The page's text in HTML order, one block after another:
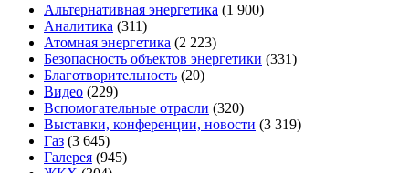
Альтернативная энергетика (1 900)
Аналитика (311)
Атомная энергетика (2 223)
Безопасность объектов энергетики (331)
Благотворительность (20)
Видео (229)
Вспомогательные отрасли (320)
Выставки, конференции, новости (3 319)
Газ (3 645)
Галерея (945)